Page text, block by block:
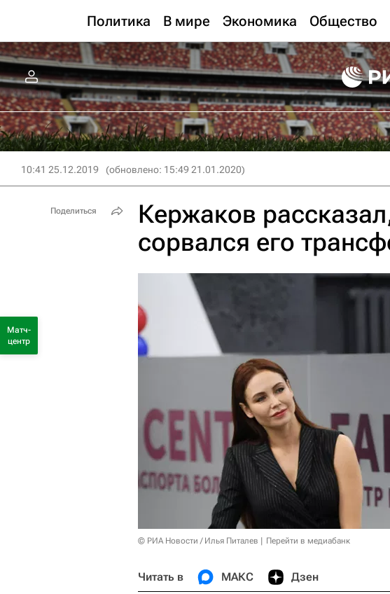
Политика В мире Экономика Общество
10:41 25.12.2019 (обновлено: 15:49 21.01.2020)
Кержаков
сорвался его
© РИА Новости / Илья Питалев Перейти в медиабанк
Читать в МАКС Дзен
Поделиться
Матч-
центр